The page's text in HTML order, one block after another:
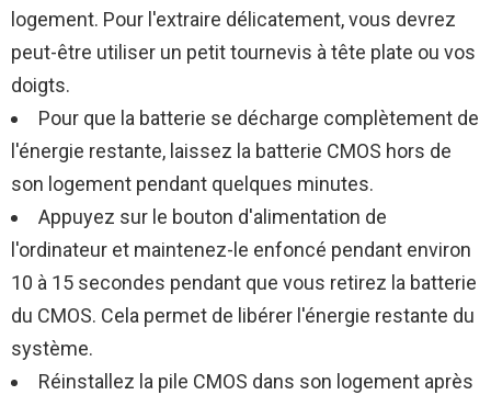
logement. Pour l'extraire délicatement, vous devrez
peut-être utiliser un petit tournevis à tête plate ou vos
doigts.
Pour que la batterie se décharge complètement de
l'énergie restante, laissez la batterie CMOS hors de
son logement pendant quelques minutes.
Appuyez sur le bouton d'alimentation de
l'ordinateur et maintenez-le enfoncé pendant environ
10 à 15 secondes pendant que vous retirez la batterie
du CMOS. Cela permet de libérer l'énergie restante du
système.
Réinstallez la pile CMOS dans son logement après